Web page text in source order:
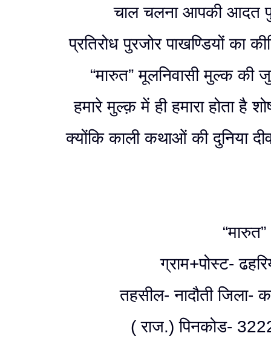
चाल चलना आपकी आदत
प्रतिरोध पुरजोर पाखण्डियों का
“मारुत” मूलनिवासी मुल्क की
हमारे मुल्क़ में ही हमारा होता है
क्योंकि काली कथाओं की दुनिया
“मारुत”
ग्राम+पोस्ट-
तहसील- नादौती जिला-
( राज.) पिनकोड-